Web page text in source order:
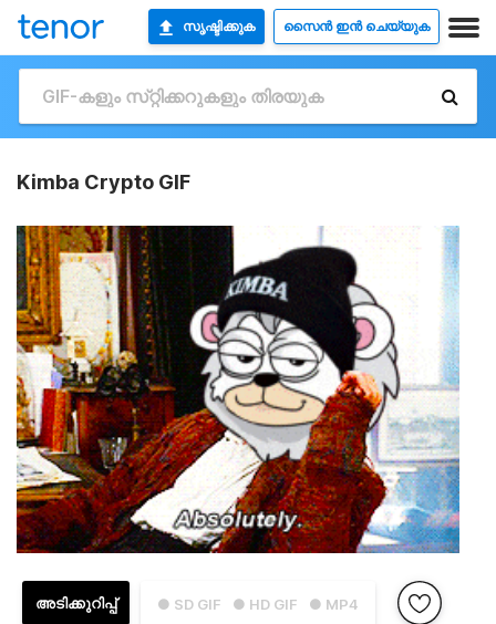
സൃഷ്ടിക്കുക സൈൻ ഇൻ ചെയ്യുക
Kimba Crypto GIF
● SD GIF ● HD GIF ● MP4
അടിക്കുറിപ്പ്